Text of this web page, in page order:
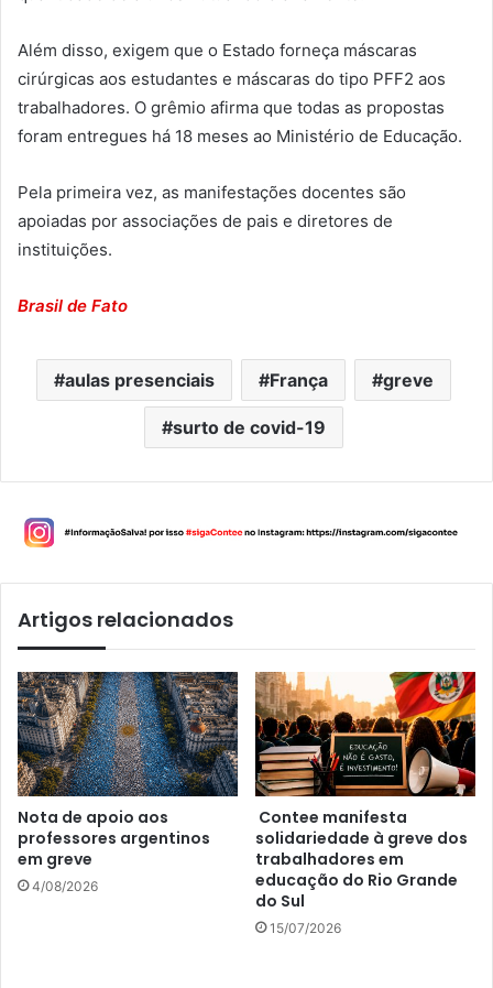
Além disso, exigem que o Estado forneça máscaras
cirúrgicas aos estudantes e máscaras do tipo PFF2 aos
trabalhadores. O grêmio afirma que todas as propostas
foram entregues há 18 meses ao Ministério de Educação.
Pela primeira vez, as manifestações docentes são
apoiadas por associações de pais e diretores de
instituições.
Brasil de Fato
aulas presenciais França greve
surto de covid-19
Artigos relacionados
Nota de apoio aos
professores argentinos
em greve
4/08/2026
Contee manifesta
solidariedade à greve dos
trabalhadores em
educação do Rio Grande
do Sul
15/07/2026